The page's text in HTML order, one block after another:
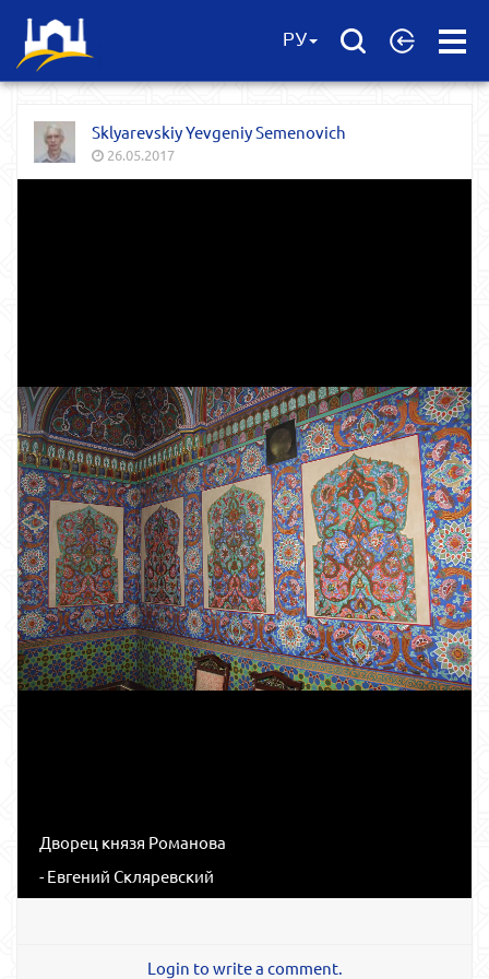
Open
РУ
Sklyarevskiy Yevgeniy Semenovich
26.05.2017
Дворец князя Романова
- Евгений Скляревский
Login to write a comment.